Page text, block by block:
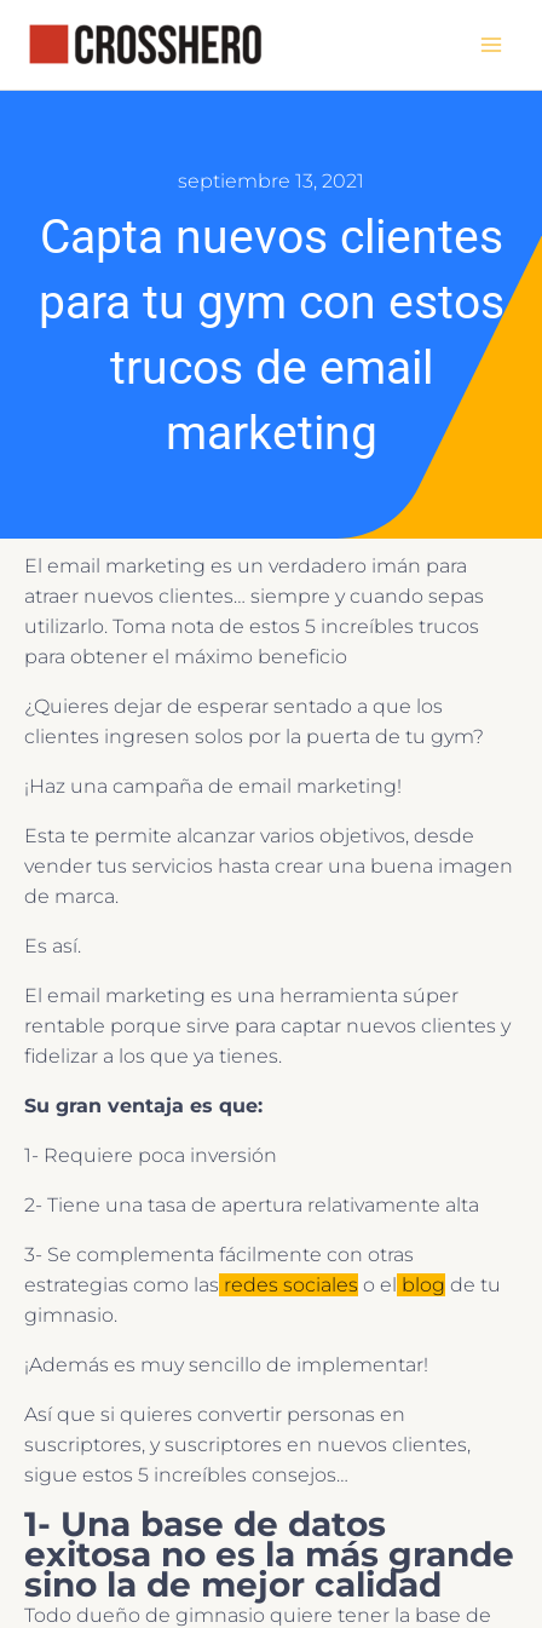
contenido
septiembre 13, 2021
Capta nuevos clientes
para tu gym con estos
trucos de email
marketing
El email marketing es un verdadero imán para
atraer nuevos clientes… siempre y cuando sepas
utilizarlo. Toma nota de estos 5 increíbles trucos
para obtener el máximo beneficio
¿Quieres dejar de esperar sentado a que los
clientes ingresen solos por la puerta de tu gym?
¡Haz una campaña de email marketing!
Esta te permite alcanzar varios objetivos, desde
vender tus servicios hasta crear una buena imagen
de marca.
Es así.
El email marketing es una herramienta súper
rentable porque sirve para captar nuevos clientes y
fidelizar a los que ya tienes.
Su gran ventaja es que:
1- Requiere poca inversión
2- Tiene una tasa de apertura relativamente alta
3- Se complementa fácilmente con otras
estrategias como las redes sociales o el blog de tu
gimnasio.
¡Además es muy sencillo de implementar!
Así que si quieres convertir personas en
suscriptores, y suscriptores en nuevos clientes,
sigue estos 5 increíbles consejos…
1- Una base de datos
exitosa no es la más grande
sino la de mejor calidad
Todo dueño de gimnasio quiere tener la base de